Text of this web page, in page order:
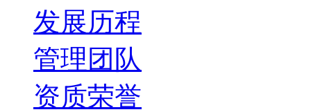
发展历程
管理团队
资质荣誉